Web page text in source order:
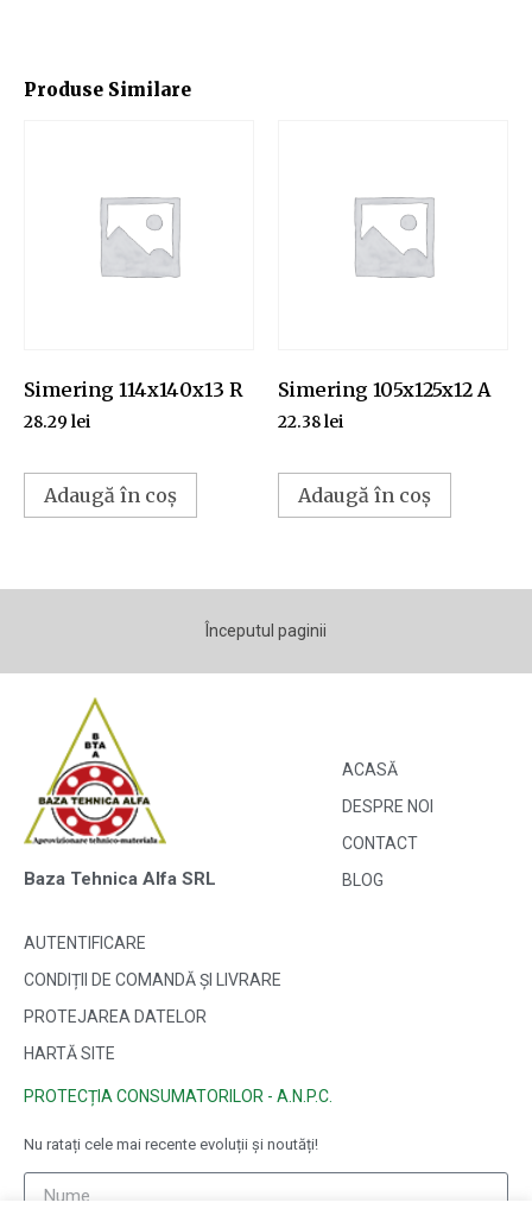
Produse Similare
Simering 114x140x13 R
28.29 lei
Adaugă în coș
Simering 105x125x12 A
22.38lei
Adaugă în coș
Începutul paginii
Baza Tehnica Alfa SRL
ACASĂ
DESPRE NOI
CONTACT
BLOG
AUTENTIFICARE
CONDIȚII DE COMANDĂ ȘI LIVRARE
PROTEJAREA DATELOR
HARTĂ SITE
PROTECȚIA CONSUMATORILOR - A.N.P.C.
Nu ratați cele mai recente evoluții și noutăți!